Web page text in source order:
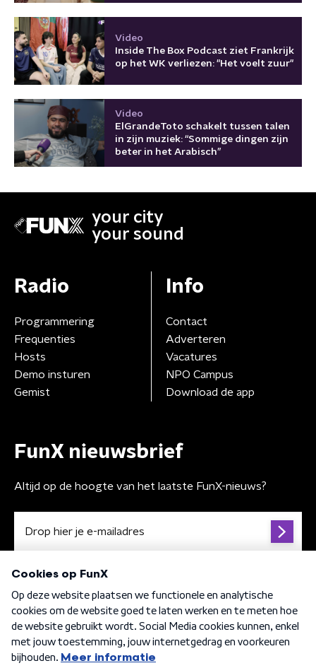
Video
Inside The Box Podcast ziet Frankrijk
op het WK verliezen: "Het voelt zuur"
Video
ElGrandeToto schakelt tussen talen
in zijn muziek: “Sommige dingen zijn
beter in het Arabisch”
your city
your sound
Radio
Programmering
Frequenties
Hosts
Demo insturen
Gemist
Info
Contact
Adverteren
Vacatures
NPO Campus
Download de app
FunX nieuwsbrief
Altijd op de hoogte van het laatste FunX-nieuws?
Algemene voorwaarden Privacybeleid